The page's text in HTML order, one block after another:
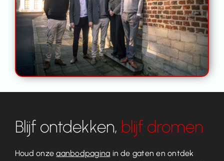
Blijf ontdekken, blijf dromen
Houd onzeaanbodpagina in de gaten en ontdek